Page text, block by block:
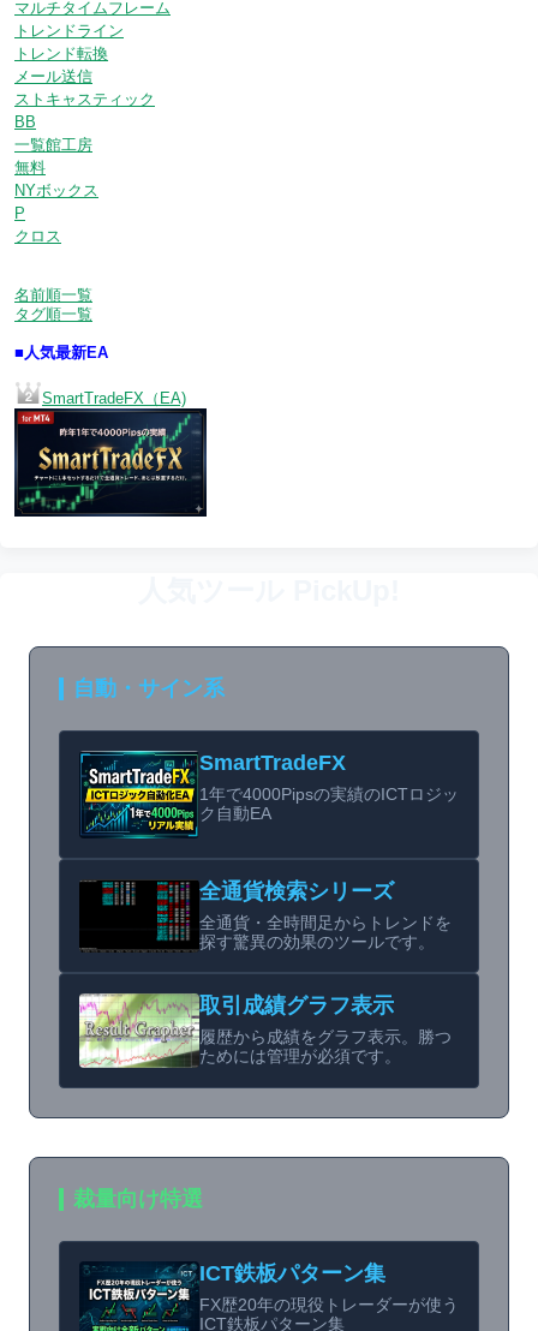
マルチタイムフレーム
トレンドライン
トレンド転換
メール送信
ストキャスティック
BB
一覧館工房
無料
NYボックス
P
クロス
名前順一覧
タグ順一覧
■人気最新EA
SmartTradeFX（EA)
自動・サイン系
SmartTradeFX
1年で4000Pipsの実績のICTロジッ
ク自動EA
全通貨検索シリーズ
全通貨・全時間足からトレンドを
探す驚異の効果のツールです。
取引成績グラフ表示
履歴から成績をグラフ表示。勝つ
ためには管理が必須です。
裁量向け特選
ICT鉄板パターン集
FX歴20年の現役トレーダーが使う
ICT鉄板パターン集